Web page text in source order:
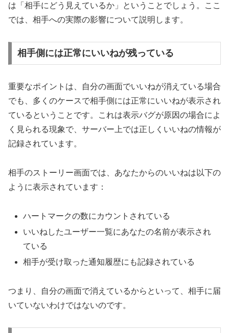
は「相手にどう見えているか」ということでしょう。ここ
では、相手への実際の影響について説明します。
相手側には正常にいいねが残っている
重要なポイントは、自分の画面でいいねが消えている場合
でも、多くのケースで相手側には正常にいいねが表示され
ているということです。これは表示バグが原因の場合によ
く見られる現象で、サーバー上では正しくいいねの情報が
記録されています。
相手のストーリー画面では、あなたからのいいねは以下の
ように表示されています：
ハートマークの数にカウントされている
いいねしたユーザー一覧にあなたの名前が表示され
ている
相手が受け取った通知履歴にも記録されている
つまり、自分の画面で消えているからといって、相手に届
いていないわけではないのです。